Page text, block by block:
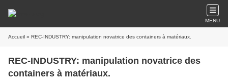
MENU
Accueil » REC-INDUSTRY: manipulation novatrice des containers à matériaux.
REC-INDUSTRY: manipulation novatrice des
containers à matériaux.